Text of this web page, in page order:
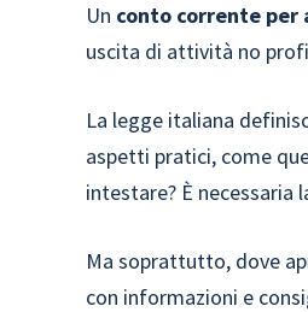
Un conto corrente per
uscita di attività no
La legge italiana
aspetti pratici, come
intestare? È necessaria
Ma soprattutto, dove
con informazioni e